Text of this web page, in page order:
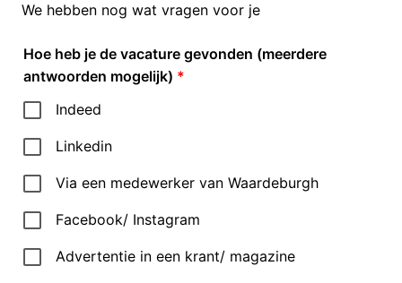
We hebben nog wat vragen voor je
Hoe heb je de vacature gevonden (meerdere
antwoorden mogelijk) *
Indeed
Linkedin
Via een medewerker van Waardeburgh
Facebook/ Instagram
Advertentie in een krant/ magazine